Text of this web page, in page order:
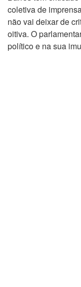
coletiva de
não vai deixar de
oitiva. O
político e na sua